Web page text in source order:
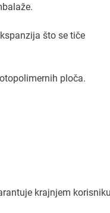
što se tiče
ploča.
krajnjem korisniku